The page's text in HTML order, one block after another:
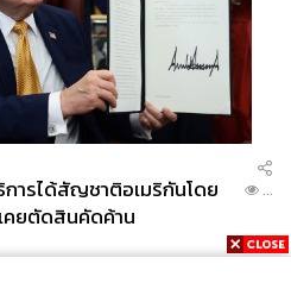
ารได้สัญชาติอเมริกันโดย
คยตัดสินคัดค้าน
...